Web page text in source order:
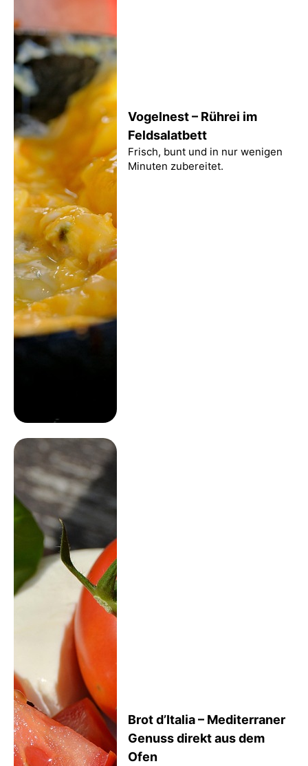
Vogelnest – Rührei im
Feldsalatbett
Frisch, bunt und in nur wenigen
Minuten zubereitet.
Brot d’Italia – Mediterraner
Genuss direkt aus dem
Ofen